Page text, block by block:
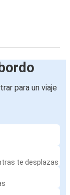
para un viaje
te desplazas